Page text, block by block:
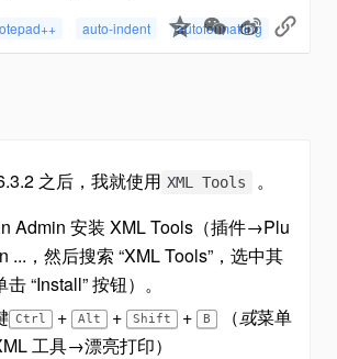
auto-indent autoformatting
之后，我就使用 XML Tools
。
Admin 安装 XML Tools（插件→Plu
...，然后搜索 “XML Tools”，选中其
“Install” 按钮）。
Ctrl + Alt + Shift + B （或菜单
工具→漂亮打印）